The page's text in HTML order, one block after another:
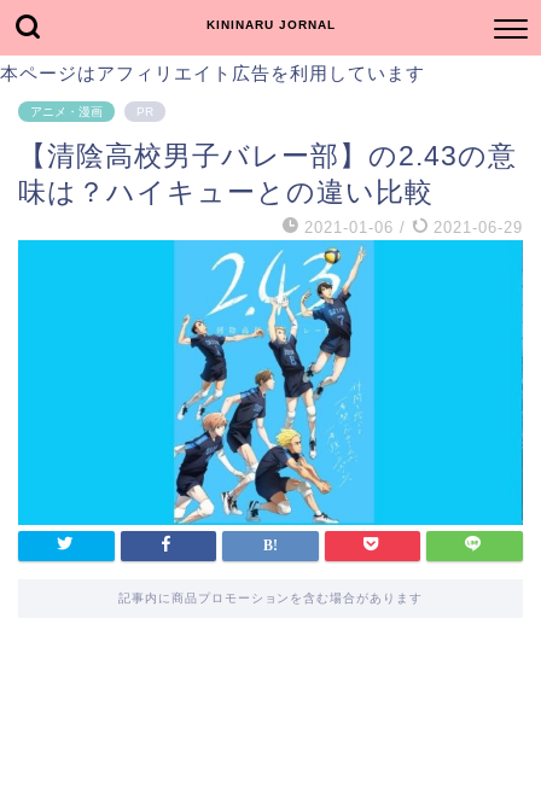
KININARU JORNAL
本ページはアフィリエイト広告を利用しています
アニメ・漫画 PR
【清陰高校男子バレー部】の2.43の意
味は？ハイキューとの違い比較
2021-01-06 / 2021-06-29
記事内に商品プロモーションを含む場合があります